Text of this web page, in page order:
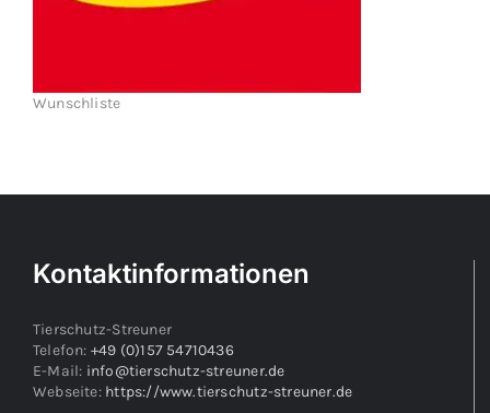
Wunschliste
Kontaktinformationen
Tierschutz-Streuner
Telefon: +49 (0)157 54710436
E-Mail: info@tierschutz-streuner.de
Webseite: https://www.tierschutz-streuner.de